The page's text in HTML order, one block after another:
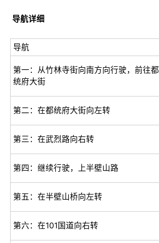
导航详细
导航
第一：从竹林寺街向南方向行驶，前往都
统府大街
第二：在都统府大街向左转
第三：在武烈路向右转
第四：继续行驶，上半壁山路
第五：在半壁山桥向左转
第六：在101国道向右转